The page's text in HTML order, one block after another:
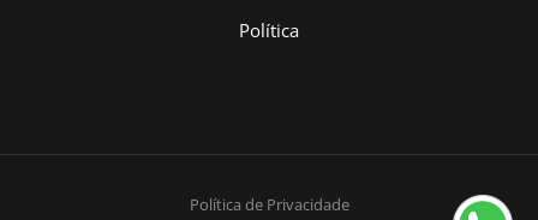
Política
Política de Privacidade